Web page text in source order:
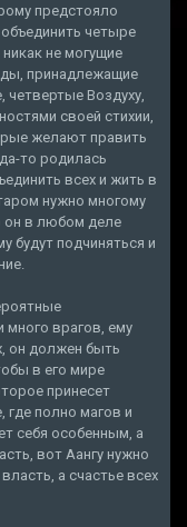
предстояло
четыре
не могущие
принадлежащие
четвертые Воздуху,
своей стихии,
желают править
то родилась
всех и жить в
нужно многому
он в любом деле
будут подчиняться и
много врагов, ему
он должен быть
в его мире
принесет
где полно магов и
себя особенным, а
вот Аангу нужно
а счастье всех